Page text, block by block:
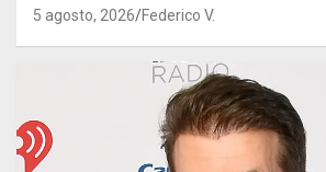
5 agosto, 2026 Federico V.